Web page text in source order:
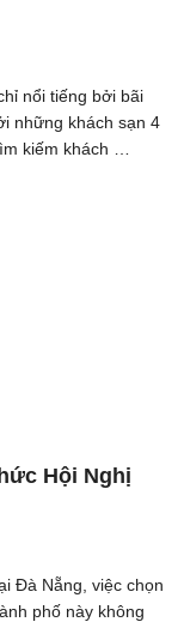
nổi tiếng bởi bãi
những khách sạn 4
kiếm khách …
Hội Nghị
Đà Nẵng, việc chọn
phố này không